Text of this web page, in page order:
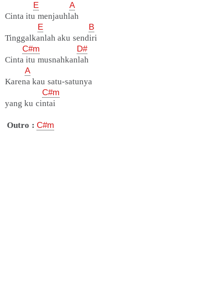
E
A
Cinta itu menjauhlah
E
B
Tinggalkanlah aku sendiri
C#m
D#
Cinta itu musnahkanlah
A
Karena kau satu-satunya
C#m
yang ku cintai
Outro : C#m